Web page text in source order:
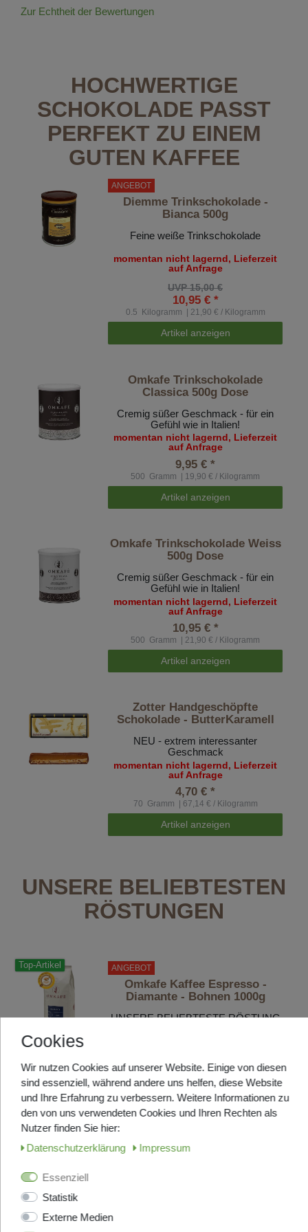
Zur Echtheit der Bewertungen
HOCHWERTIGE
SCHOKOLADE PASST
PERFEKT ZU EINEM
GUTEN KAFFEE
ANGEBOT
Diemme Trinkschokolade -
Bianca 500g
Feine weiße Trinkschokolade
momentan nicht lagernd, Lieferzeit
auf Anfrage
UVP 15,00 €
10,95 € *
0.5 Kilogramm | 21,90 € / Kilogramm
Artikel anzeigen
Omkafe Trinkschokolade
Classica 500g Dose
Cremig süßer Geschmack - für ein
Gefühl wie in Italien!
momentan nicht lagernd, Lieferzeit
auf Anfrage
9,95 € *
500 Gramm | 19,90 € / Kilogramm
Artikel anzeigen
Omkafe Trinkschokolade Weiss
500g Dose
Cremig süßer Geschmack - für ein
Gefühl wie in Italien!
momentan nicht lagernd, Lieferzeit
auf Anfrage
10,95 € *
500 Gramm | 21,90 € / Kilogramm
Artikel anzeigen
Zotter Handgeschöpfte
Schokolade - ButterKaramell
NEU - extrem interessanter
Geschmack
momentan nicht lagernd, Lieferzeit
auf Anfrage
4,70 € *
70 Gramm | 67,14 € / Kilogramm
Artikel anzeigen
UNSERE BELIEBTESTEN
RÖSTUNGEN
Top-Artikel ANGEBOT
Omkafe Kaffee Espresso -
Diamante - Bohnen 1000g
UNSERE BELIEBTESTE RÖSTUNG
UVP 33,20 €
ab 27,95 € *
1 Kilogramm | 32,49 € / Kilogramm
Artikel anzeigen
Cookies
Wir nutzen Cookies auf unserer Website. Einige von diesen
sind essenziell, während andere uns helfen, diese Website
und Ihre Erfahrung zu verbessern. Weitere Informationen zu
den von uns verwendeten Cookies und Ihren Rechten als
Nutzer finden Sie hier:
Daten­schutz­erklärung
Impressum
Essenziell
Statistik
Externe Medien